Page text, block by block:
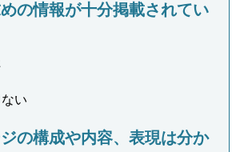
の情報が十分掲載されてい
い
の構成や内容、表現は分か